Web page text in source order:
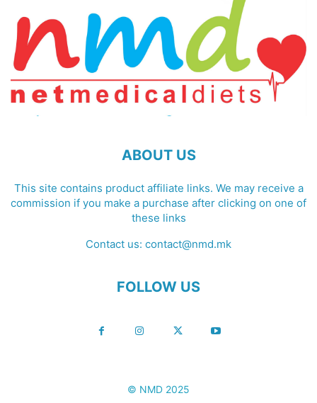
ABOUT US
This site contains product affiliate links. We may receive a
commission if you make a purchase after clicking on one of
these links
Contact us: contact@nmd.mk
FOLLOW US
© NMD 2025